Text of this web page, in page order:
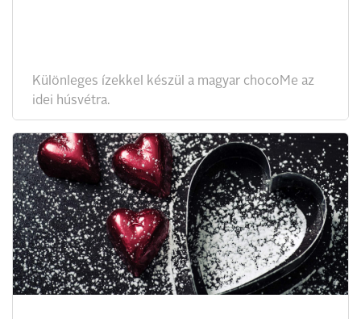
Különleges ízekkel készül a magyar chocoMe az
idei húsvétra.